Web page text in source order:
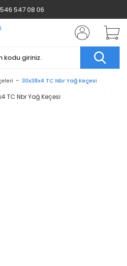
547 08 06
30x38x4 TC Nbr Yağ Keçesi